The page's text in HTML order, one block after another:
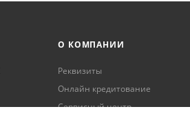
О КОМПАНИИ
Реквизиты
Онлайн кредитование
Сервисный центр